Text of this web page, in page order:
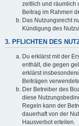
zeitlich und räumlich
Beitrag im Rahmen
Das Nutzungsrecht
Kündigung des
3. PFLICHTEN DES
Du erklärst mit der
enthält, die gegen
erklärst
Beiträgen
Der Betreiber des
diese
Regeln kann der
dauerhaft von der
Hausverbot erteilen.